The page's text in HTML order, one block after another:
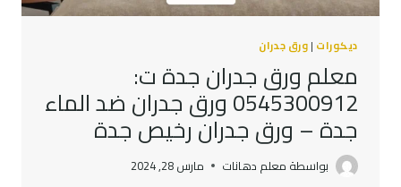
ديكورات |ورق جدران
معلم ورق جدران جدة ت:
0545300912 ورق جدران ضد الماء
جدة – ورق جدران رخيص جدة
بواسطة معلم دهانات مارس 28, 2024